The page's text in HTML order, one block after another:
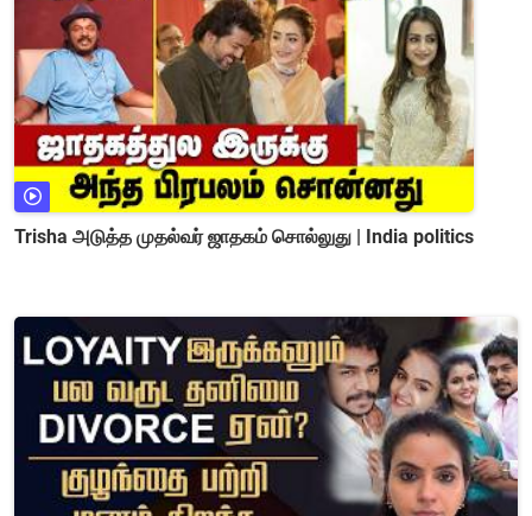
Trisha அடுத்த முதல்வர் ஜாதகம் சொல்லுது | India politics